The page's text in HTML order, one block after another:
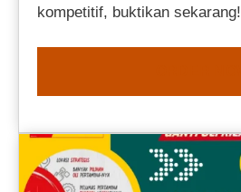
kompetitif, buktikan sekarang!